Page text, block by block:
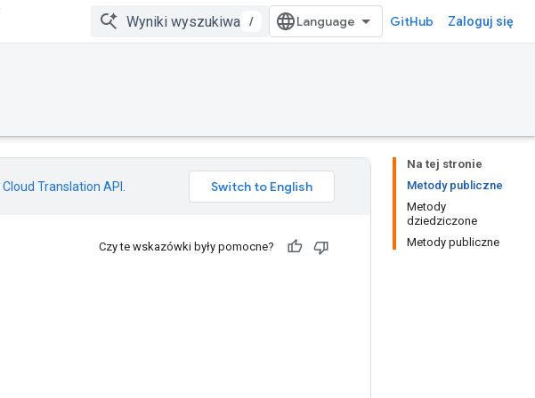
/ GitHub Zaloguj się
Na tej stronie
Metody publiczne
Metody
dziedziczone
Metody publiczne
Cloud Translation API
Czy te wskazówki były pomocne?